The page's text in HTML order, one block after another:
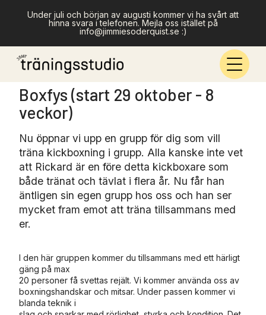
Boxfys (start 29 oktober - 8
veckor)
Nu öppnar vi upp en grupp för dig som vill
träna kickboxning i grupp. Alla kanske inte vet
att Rickard är en före detta kickboxare som
både tränat och tävlat i flera år. Nu får han
äntligen sin egen grupp hos oss och han ser
mycket fram emot att träna tillsammans med
er.
I den här gruppen kommer du tillsammans med ett härligt
gäng på max
20 personer få svettas rejält. Vi kommer använda oss av
boxningshandskar och mitsar. Under passen kommer vi
blanda teknik i
Under juli och början av augusti kommer vi ha svårt att
hinna svara i telefonen. Mejla oss istället på
info@jimmiesoderquist.se :)